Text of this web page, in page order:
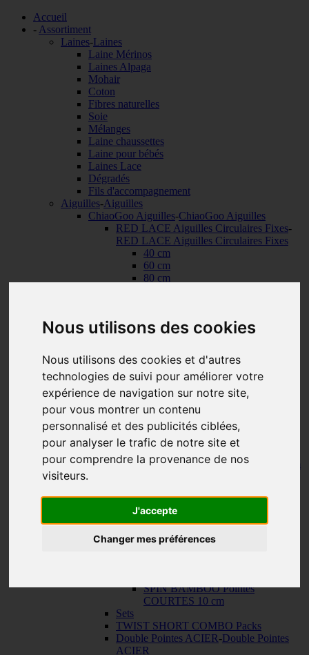
Nous utilisons des cookies
Nous utilisons des cookies et d'autres
technologies de suivi pour améliorer votre
expérience de navigation sur notre site,
pour vous montrer un contenu
personnalisé et des publicités ciblées,
pour analyser le trafic de notre site et
pour comprendre la provenance de nos
visiteurs.
J'accepte
Changer mes préférences
Accueil
- Assortiment
Laines-Laines
Laine Mérinos
Laines Alpaga
Mohair
Coton
Fibres naturelles
Soie
Mélanges
Laine chaussettes
Laine pour bébés
Laines Lace
Dégradés
Fils d'accompagnement
Aiguilles-Aiguilles
ChiaoGoo Aiguilles-ChiaoGoo Aiguilles
RED LACE Aiguilles Circulaires Fixes-
RED LACE Aiguilles Circulaires Fixes
40 cm
60 cm
80 cm
KNIT RED Aiguilles Circulaires Fixes
30 cm
Câbles-Câbles
TWIST SWIV360 SILVER Cables
TWIST RED Câbles
SPIN NYLON Câbles
TWIST X-FLEX BLUE Câbles
QUADS Pointes-QUADS Pointes
QUADS Pointes COURTES 10 cm
TWIST Pointes 13 cm
TWIST Pointes COURTES 10 cm
TWIST Pointes TRÈS COURTES
8 cm
SPIN BAMBOO Pointes
COURTES 10 cm
Sets
TWIST SHORT COMBO Packs
Double Pointes ACIER-Double Pointes
ACIER